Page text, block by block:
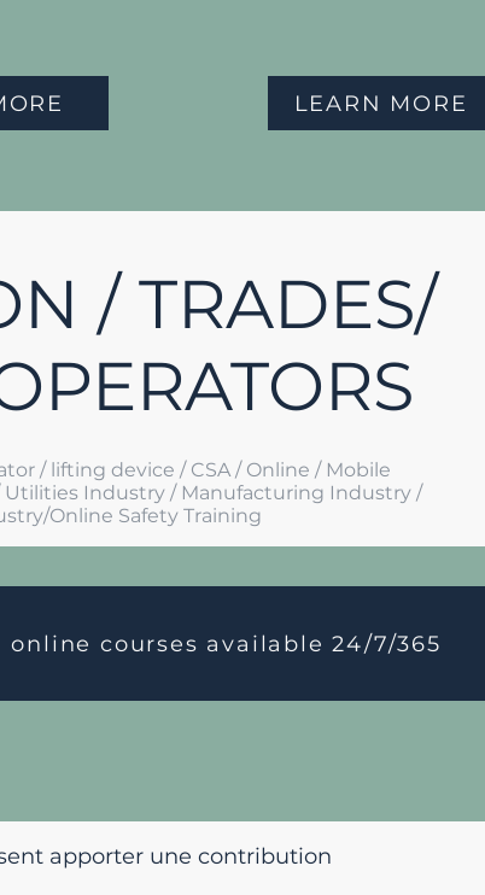
LEARN MORE
/ TRADES/
/ lifting device / CSA / Online / Mobile
Industry / Manufacturing Industry /
Online Safety Training
courses available 24/7/365
apporter une contribution